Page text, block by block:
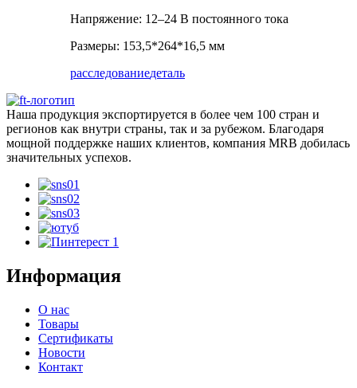
Напряжение: 12–24 В постоянного тока
Размеры: 153,5*264*16,5 мм
расследованиедеталь
Наша продукция экспортируется в более чем 100 стран и
регионов как внутри страны, так и за рубежом. Благодаря
мощной поддержке наших клиентов, компания MRB добилась
значительных успехов.
Информация
О нас
Товары
Сертификаты
Новости
Контакт